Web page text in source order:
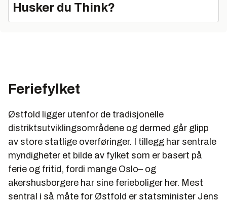
Husker du Think?
Feriefylket
Østfold ligger utenfor de tradisjonelle
distriktsutviklingsområdene og dermed går glipp
av store statlige overføringer. I tillegg har sentrale
myndigheter et bilde av fylket som er basert på
ferie og fritid, fordi mange Oslo– og
akershusborgere har sine ferieboliger her. Mest
sentral i så måte for Østfold er statsminister Jens